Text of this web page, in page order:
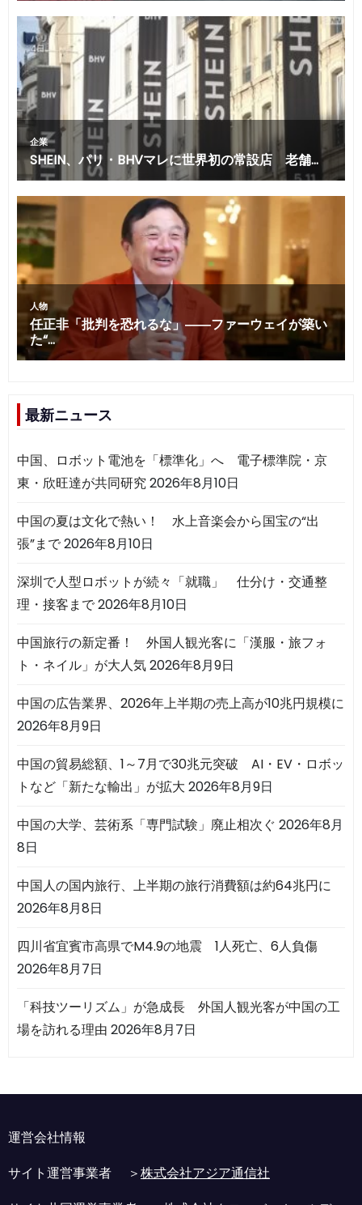
最新ニュース
中国、ロボット電池を「標準化」へ 電子標準院・京
東・欣旺達が共同研究2026年8月10日
中国の夏は文化で熱い！ 水上音楽会から国宝の“出
張”まで2026年8月10日
深圳で人型ロボットが続々「就職」 仕分け・交通整
理・接客まで2026年8月10日
中国旅行の新定番！ 外国人観光客に「漢服・旅フォ
ト・ネイル」が大人気2026年8月9日
中国の広告業界、2026年上半期の売上高が10兆円規模に
2026年8月9日
中国の貿易総額、1～7月で30兆元突破 AI・EV・ロボッ
トなど「新たな輸出」が拡大 2026年8月9日
中国の大学、芸術系「専門試験」廃止相次ぐ 2026年8月
8日
中国人の国内旅行、上半期の旅行消費額は約64兆円に
2026年8月8日
四川省宜賓市高県でM4.9の地震 1人死亡、6人負傷
2026年8月7日
「科技ツーリズム」が急成長 外国人観光客が中国の工
場を訪れる理由 2026年8月7日
運営会社情報
サイト運営事業者 ＞株式会社アジア通信社